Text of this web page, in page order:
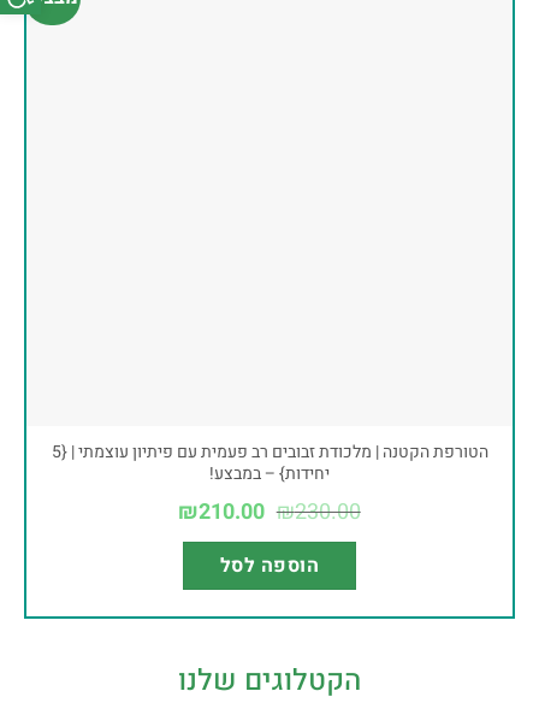
הטורפת הקטנה | מלכודת זבובים רב פעמית עם פיתיון עוצמתי | {5
יחידות} – במבצע!
₪230.00
₪210.00
הוספה לסל
הקטלוגים שלנו